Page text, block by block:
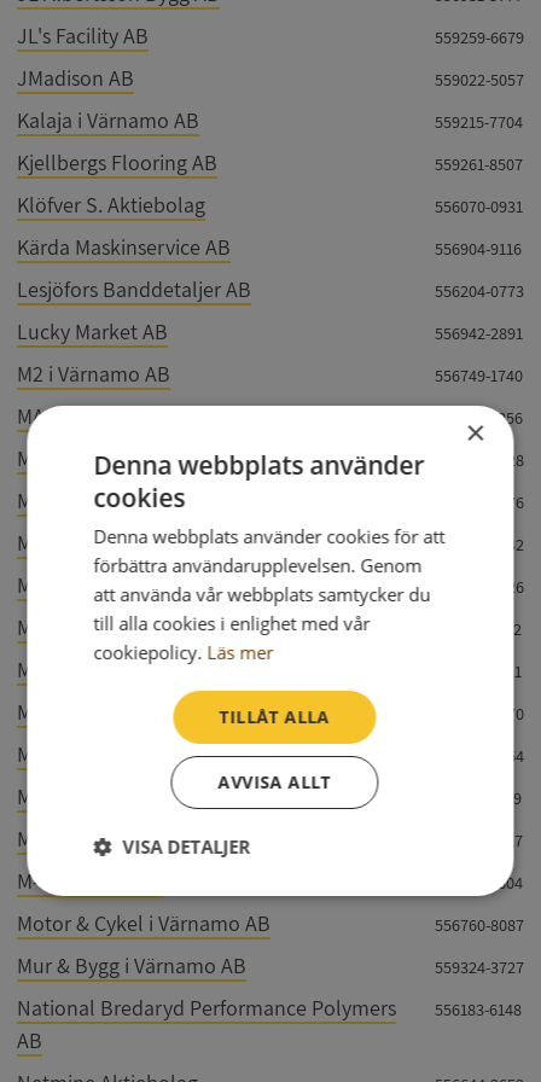
JL's Facility AB 559259-6679
JMadison AB 559022-5057
Kalaja i Värnamo AB 559215-7704
Kjellbergs Flooring AB 559261-8507
Klöfver S. Aktiebolag 556070-0931
Kärda Maskinservice AB 556904-9116
Lesjöfors Banddetaljer AB 556204-0773
Lucky Market AB 556942-2891
M2 i Värnamo AB 556749-1740
MAJOSEC Bevakning AB 559142-2356
Malmö Supreme Market AB 556976-9028
Mandus Wire AB 556580-5776
Masentia AB 556539-3542
Mat & Malt Bryggeriet Bredaryd AB 556237-0626
Matbutiken i Värnamo AB 559015-9512
Mattssons Trafikskola i Värnamo Aktiebolag 556145-9321
MetinMedica AB 556842-5770
Micde Förvaltning Aktiebolag 556359-8464
Mikroponent Aktiebolag 556011-4349
MJ Åkeri AB 556474-6617
M-M Security AB 556861-8804
Motor & Cykel i Värnamo AB 556760-8087
Mur & Bygg i Värnamo AB 559324-3727
National Bredaryd Performance Polymers
AB
556183-6148
×
Denna webbplats använder
cookies
Denna webbplats använder cookies för att
förbättra användarupplevelsen. Genom
att använda vår webbplats samtycker du
till alla cookies i enlighet med vår
cookiepolicy. Läs mer
TILLÅT ALLA
AVVISA ALLT
VISA DETALJER
Strikt
nödvändigt
Prestanda Inriktning
Funktioner Oklassificerade